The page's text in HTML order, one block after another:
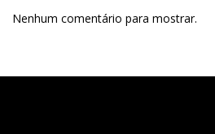
Nenhum comentário para mostrar.